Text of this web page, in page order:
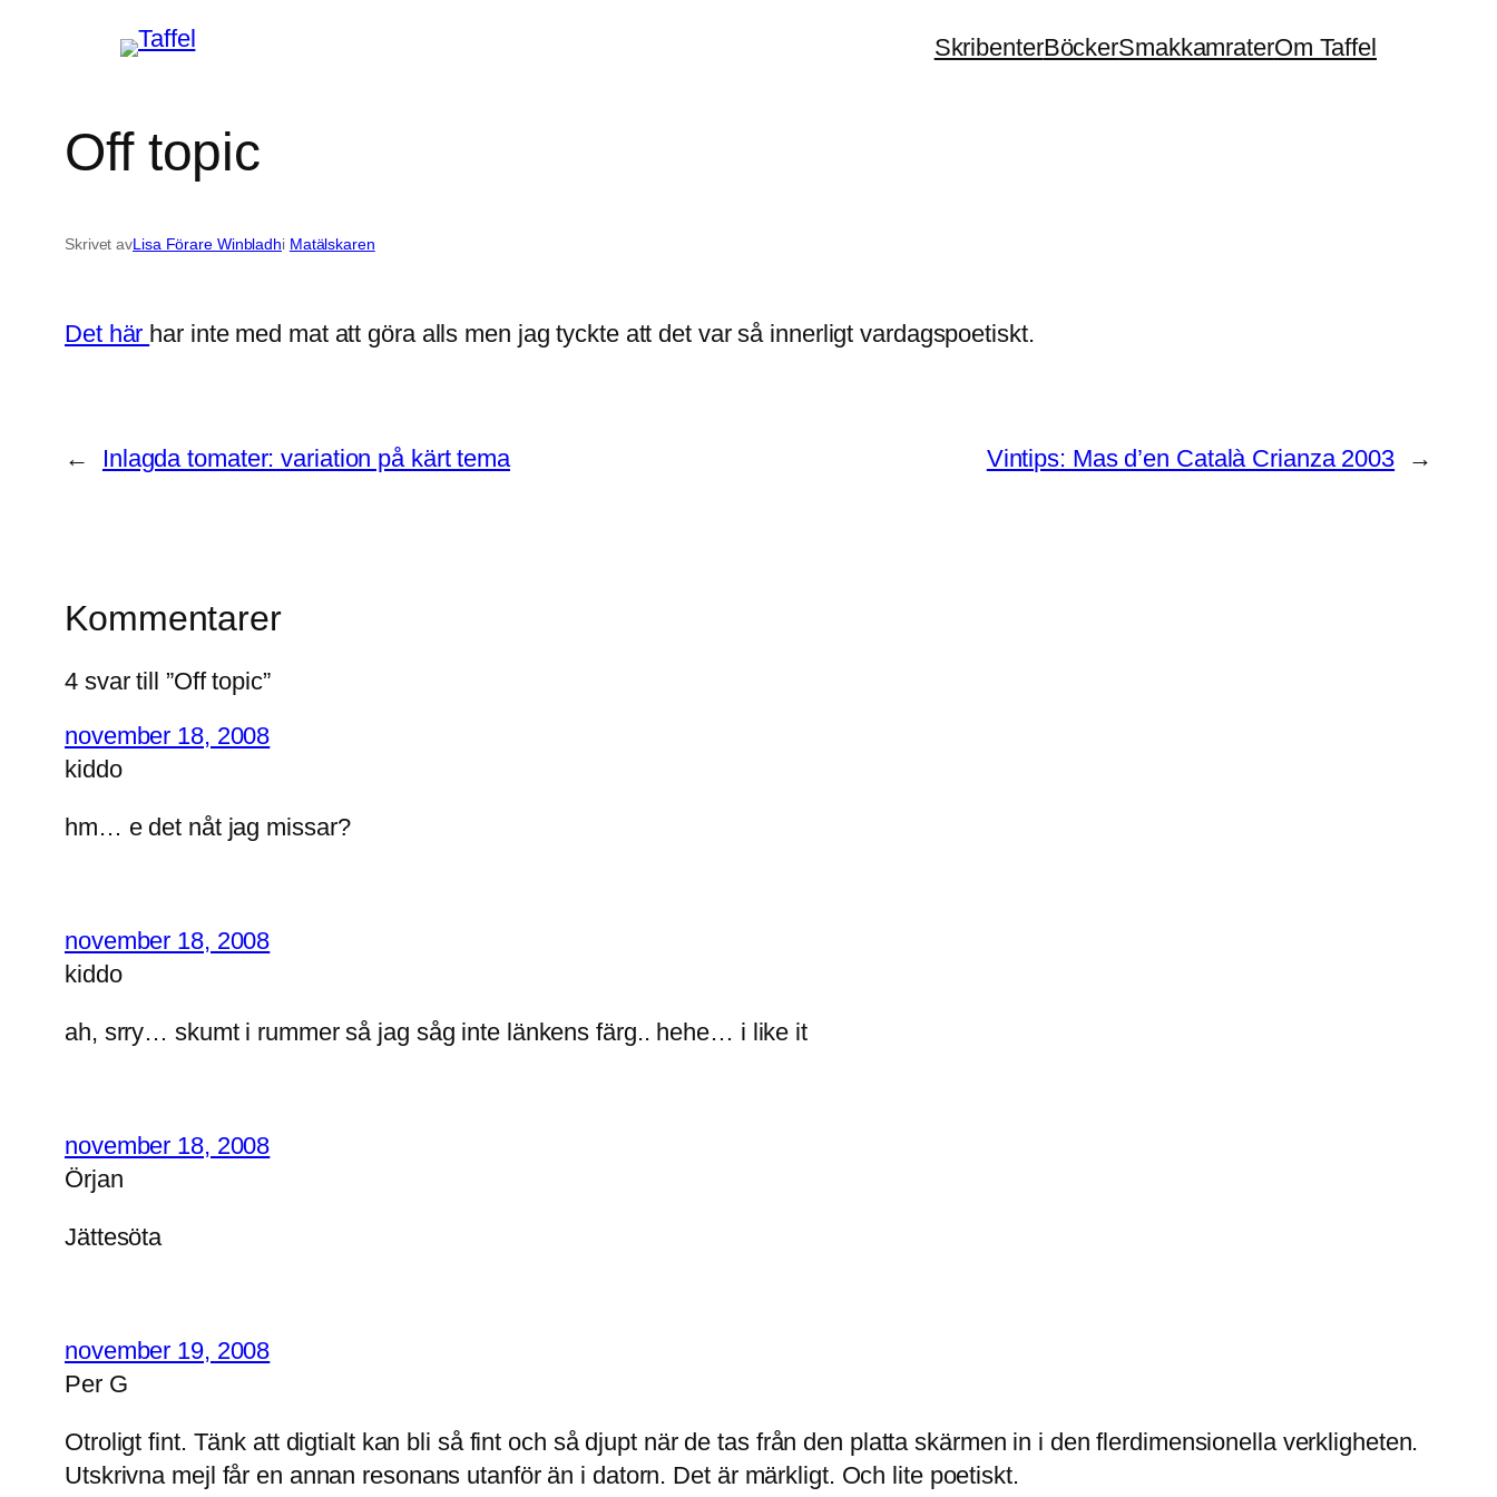
SkribenterBöckerSmakkamraterOm Taffel
Off topic
Skrivet avLisa Förare Winbladhi Matälskaren
Det här har inte med mat att göra alls men jag tyckte att det var så innerligt vardagspoetiskt.
← Inlagda tomater: variation på kärt tema Vintips: Mas d’en Català Crianza 2003 →
Kommentarer
4 svar till ”Off topic”
november 18, 2008
kiddo
hm… e det nåt jag missar?
november 18, 2008
kiddo
ah, srry… skumt i rummer så jag såg inte länkens färg.. hehe… i like it
november 18, 2008
Örjan
Jättesöta
november 19, 2008
Per G
Otroligt fint. Tänk att digtialt kan bli så fint och så djupt när de tas från den platta skärmen in i den flerdimensionella verkligheten.
Utskrivna mejl får en annan resonans utanför än i datorn. Det är märkligt. Och lite poetiskt.